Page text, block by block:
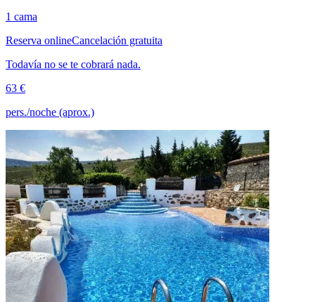
1 cama
Reserva onlineCancelación gratuita
Todavía no se te cobrará nada.
63 €
pers./noche (aprox.)